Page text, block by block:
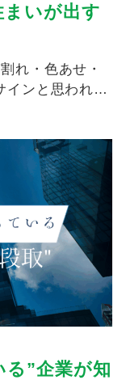
いが出す
インと思われが
”企業が知